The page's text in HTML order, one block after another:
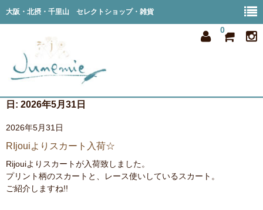
大阪・北摂・千里山 セレクトショップ・雑貨
0
member
order
日: 2026年5月31日
2026年5月31日
RIjouiよりスカート入荷☆
Rijouiよりスカートが入荷致しました。
プリント柄のスカートと、レース使いしているスカート。
ご紹介しますね!!